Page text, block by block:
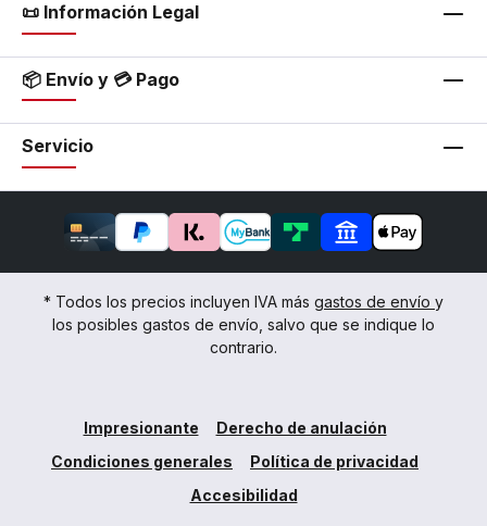
📜 Información Legal
📦 Envío y 💳 Pago
Servicio
* Todos los precios incluyen IVA más gastos de envío y
los posibles gastos de envío, salvo que se indique lo
contrario.
Impresionante
Derecho de anulación
Condiciones generales
Política de privacidad
Accesibilidad